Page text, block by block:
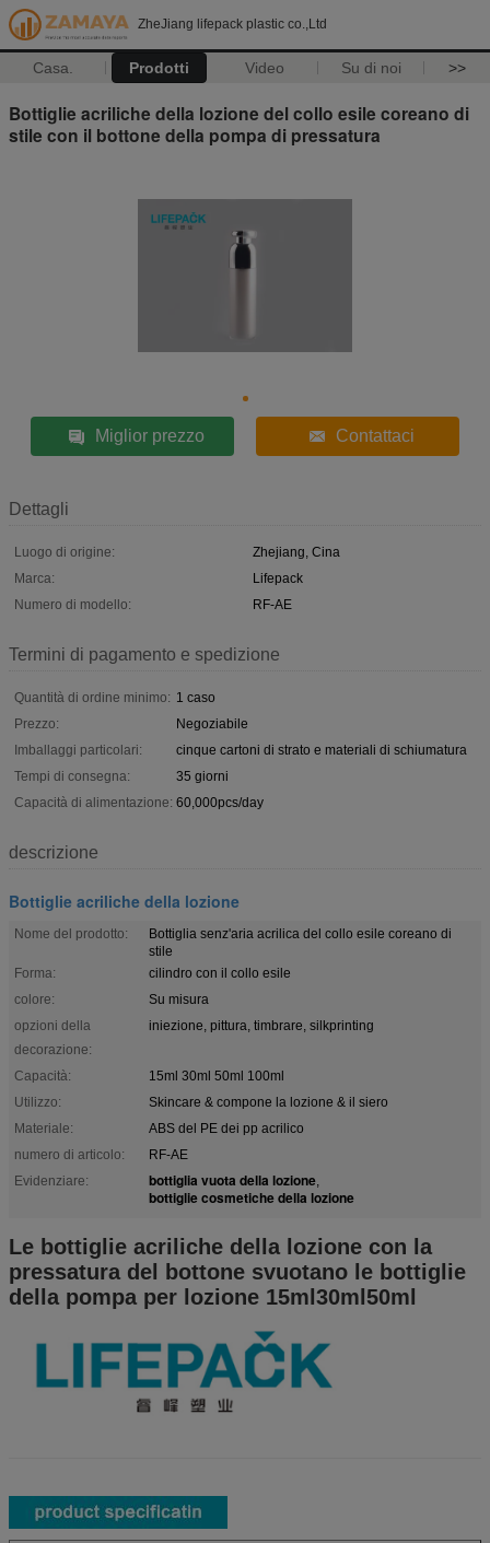
ZheJiang lifepack plastic co.,Ltd
Casa. Prodotti Video Su di noi >>
Bottiglie acriliche della lozione del collo esile coreano di
stile con il bottone della pompa di pressatura
Miglior prezzo Contattaci
Dettagli
Luogo di origine:
Zhejiang, Cina
Marca:
Lifepack
Numero di modello:
RF-AE
Termini di pagamento e spedizione
Quantità di ordine minimo: 1 caso
Prezzo:
Negoziabile
Imballaggi particolari:
cinque cartoni di strato e materiali di schiumatura
Tempi di consegna:
35 giorni
Capacità di alimentazione: 60,000pcs/day
descrizione
Bottiglie acriliche della lozione
Nome del prodotto:
Bottiglia senz'aria acrilica del collo esile coreano di
stile
Forma:
cilindro con il collo esile
colore:
Su misura
opzioni della
decorazione:
iniezione, pittura, timbrare, silkprinting
Capacità:
15ml 30ml 50ml 100ml
Utilizzo:
Skincare & compone la lozione & il siero
Materiale:
ABS del PE dei pp acrilico
numero di articolo:
RF-AE
Evidenziare:
bottiglia vuota della lozione,
bottiglie cosmetiche della lozione
Le bottiglie acriliche della lozione con la
pressatura del bottone svuotano le bottiglie
della pompa per lozione 15ml30ml50ml